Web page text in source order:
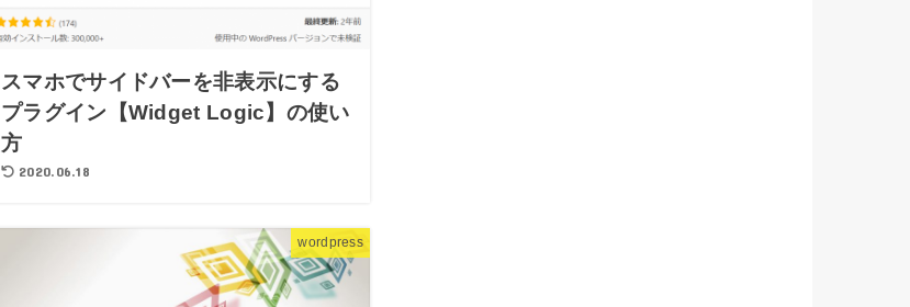
スマホでサイドバーを非表示にする
プラグイン【Widget Logic】の使い
方
2020.06.18
wordpress